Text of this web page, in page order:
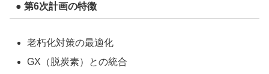
● 第6次計画の特徴
老朽化対策の最適化
GX（脱炭素）との統合